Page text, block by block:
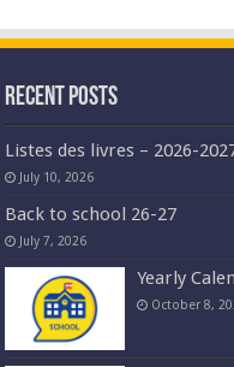
Recent Posts
Listes des livres – 2026-
July 10, 2026
Back to school 26-27
July 7, 2026
Yearly
October 8,